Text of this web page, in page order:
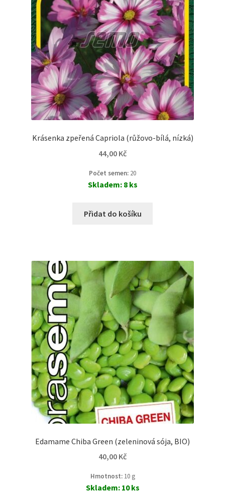
Krásenka zpeřená Capriola (růžovo-bílá, nízká)
44,00 Kč
Počet semen: 20
Skladem: 8 ks
Přidat do košíku
Edamame Chiba Green (zeleninová sója, BIO)
40,00 Kč
Hmotnost: 10 g
Skladem: 10 ks